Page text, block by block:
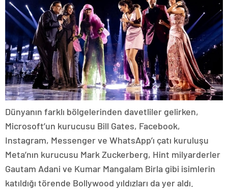
Dünyanın farklı bölgelerinden davetliler gelirken,
Microsoft’un kurucusu Bill Gates, Facebook,
Instagram, Messenger ve WhatsApp’ı çatı kuruluşu
Meta’nın kurucusu Mark Zuckerberg, Hint milyarderler
Gautam Adani ve Kumar Mangalam Birla gibi isimlerin
katıldığı törende Bollywood yıldızları da yer aldı.